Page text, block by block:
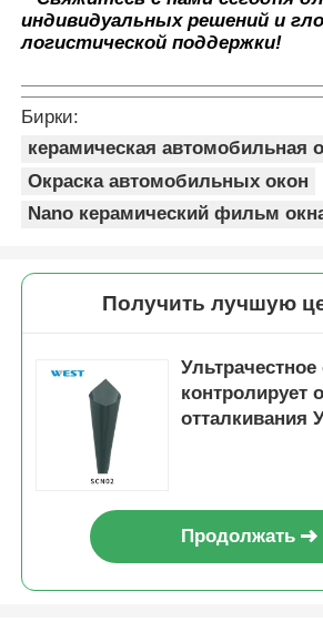
индивидуальных решений и
логистической поддержки!
Бирки:
керамическая автомобильная
Окраска автомобильных окон
Nano керамический фильм
Получить лучшую
контролирует
отталкивания
Продолжать